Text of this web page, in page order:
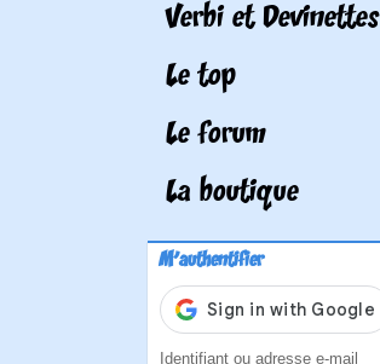
Verbi et Devinettes
Le top
Le forum
La boutique
M'authentifier
Identifiant ou adresse e-mail